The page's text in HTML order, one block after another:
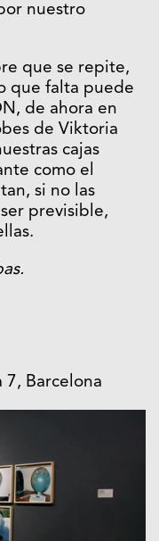
nuestro
que se repite,
que falta puede
de ahora en
de Viktoria
cajas
como el
si no las
previsible,
7, Barcelona